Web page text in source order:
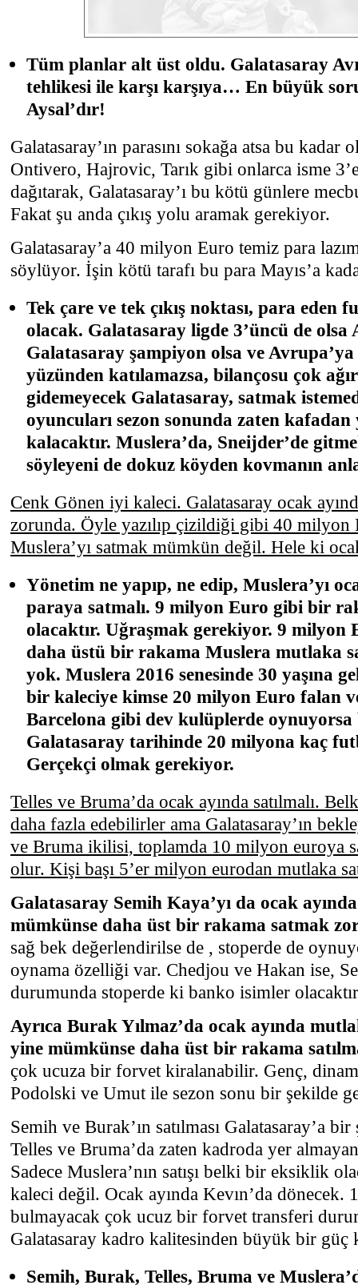
Tüm planlar alt üst oldu. Galatasaray
tehlikesi ile karşı karşıya… En büyük
Aysal’dır!
Galatasaray’ın parasını sokağa atsa bu kadar
Ontivero, Hajrovic, Tarık gibi onlarca isme
dağıtarak, Galatasaray’ı bu kötü günlere
Fakat şu anda çıkış yolu aramak gerekiyor.
Galatasaray’a 40 milyon Euro temiz para
söylüyor. İşin kötü tarafı bu para Mayıs’a
Tek çare ve tek çıkış noktası, para eden
olacak. Galatasaray ligde 3’üncü de olsa
Galatasaray şampiyon olsa ve
yüzünden katılamazsa, bilançosu çok
gidemeyecek Galatasaray, satmak
oyuncuları sezon sonunda zaten
kalacaktır. Muslera’da, Sneijder’de
söyleyeni de dokuz köyden kovmanın
Cenk Gönen iyi kaleci. Galatasaray ocak
zorunda. Öyle yazılıp çizildiği gibi 40 milyon
Muslera’yı satmak mümkün değil. Hele ki
Yönetim ne yapıp, ne edip, Muslera’yı
paraya satmalı. 9 milyon Euro gibi bir
olacaktır. Uğraşmak gerekiyor. 9 milyon
daha üstü bir rakama Muslera mutlaka
yok. Muslera 2016 senesinde 30 yaşına
bir kaleciye kimse 20 milyon Euro falan
Barcelona gibi dev kulüplerde
Galatasaray tarihinde 20 milyona kaç
Gerçekçi olmak gerekiyor.
Telles ve Bruma’da ocak ayında satılmalı.
daha fazla edebilirler ama Galatasaray’ın
ve Bruma ikilisi, toplamda 10 milyon euroya
olur. Kişi başı 5’er milyon eurodan mutlaka
Galatasaray Semih Kaya’yı da ocak
mümkünse daha üst bir rakama satmak
sağ bek değerlendirilse de , stoperde de
oynama özelliği var. Chedjou ve Hakan ise,
durumunda stoperde ki banko isimler
Ayrıca Burak Yılmaz’da ocak ayında
yine mümkünse daha üst bir rakama
çok ucuza bir forvet kiralanabilir. Genç,
Podolski ve Umut ile sezon sonu bir şekilde
Semih ve Burak’ın satılması Galatasaray’a
Telles ve Bruma’da zaten kadroda yer
Sadece Muslera’nın satışı belki bir eksiklik
kaleci değil. Ocak ayında Kevın’da
bulmayacak çok ucuz bir forvet transferi
Galatasaray kadro kalitesinden büyük bir güç
Semih, Burak, Telles, Bruma ve